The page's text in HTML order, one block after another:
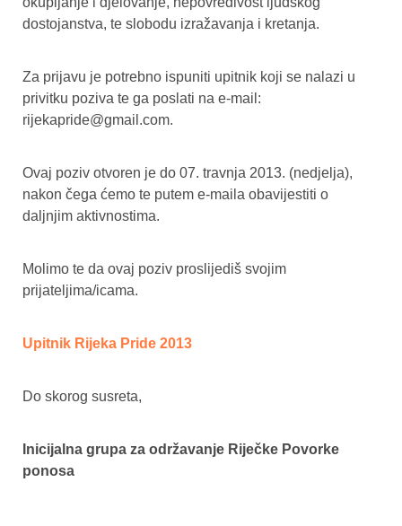
dostojanstva, te slobodu izražavanja i kretanja.
Za prijavu je potrebno ispuniti upitnik koji se nalazi u
privitku poziva te ga poslati na e-mail:
rijekapride@gmail.com.
Ovaj poziv otvoren je do 07. travnja 2013. (nedjelja),
nakon čega ćemo te putem e-maila obavijestiti o
daljnjim aktivnostima.
Molimo te da ovaj poziv proslijediš svojim
prijateljima/icama.
Upitnik Rijeka Pride 2013
Do skorog susreta,
Inicijalna grupa za održavanje Riječke Povorke
ponosa